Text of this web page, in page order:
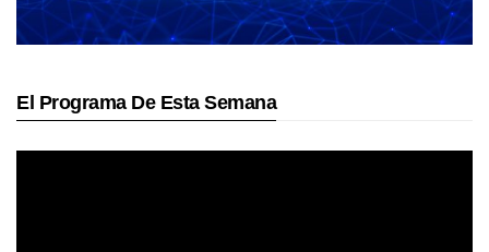
El Programa De Esta Semana